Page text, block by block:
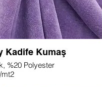
Kadife Kumaş
%20 Polyester
mt2